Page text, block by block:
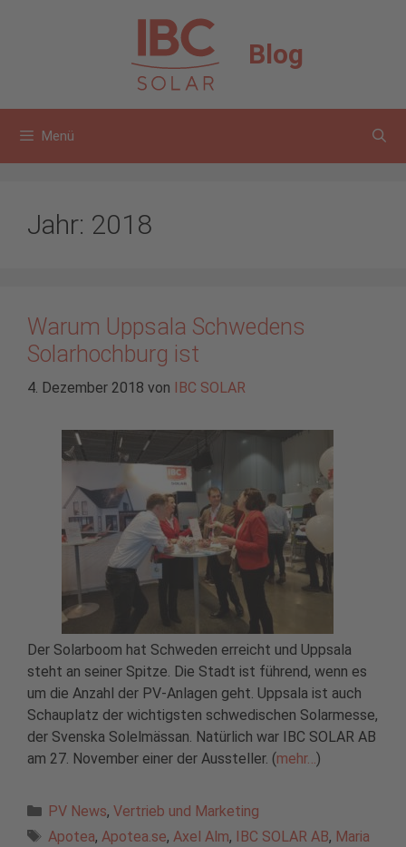
Blog
Menü
Jahr: 2018
Warum Uppsala Schwedens
Solarhochburg ist
4. Dezember 2018 von IBC SOLAR
Der Solarboom hat Schweden erreicht und Uppsala
steht an seiner Spitze. Die Stadt ist führend, wenn es
um die Anzahl der PV-Anlagen geht. Uppsala ist auch
Schauplatz der wichtigsten schwedischen Solarmesse,
der Svenska Solelmässan. Natürlich war IBC SOLAR AB
am 27. November einer der Aussteller. (mehr…)
Kategorien
PV News, Vertrieb und Marketing
Schlagwörter
Apotea, Apotea.se, Axel Alm, IBC SOLAR AB, Maria